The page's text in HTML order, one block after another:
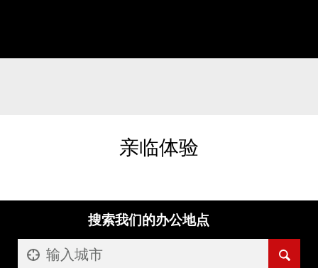
亲临体验
搜索我们的办公地点